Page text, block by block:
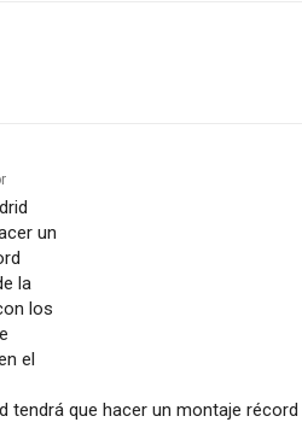
tendrá que hacer un montaje récord